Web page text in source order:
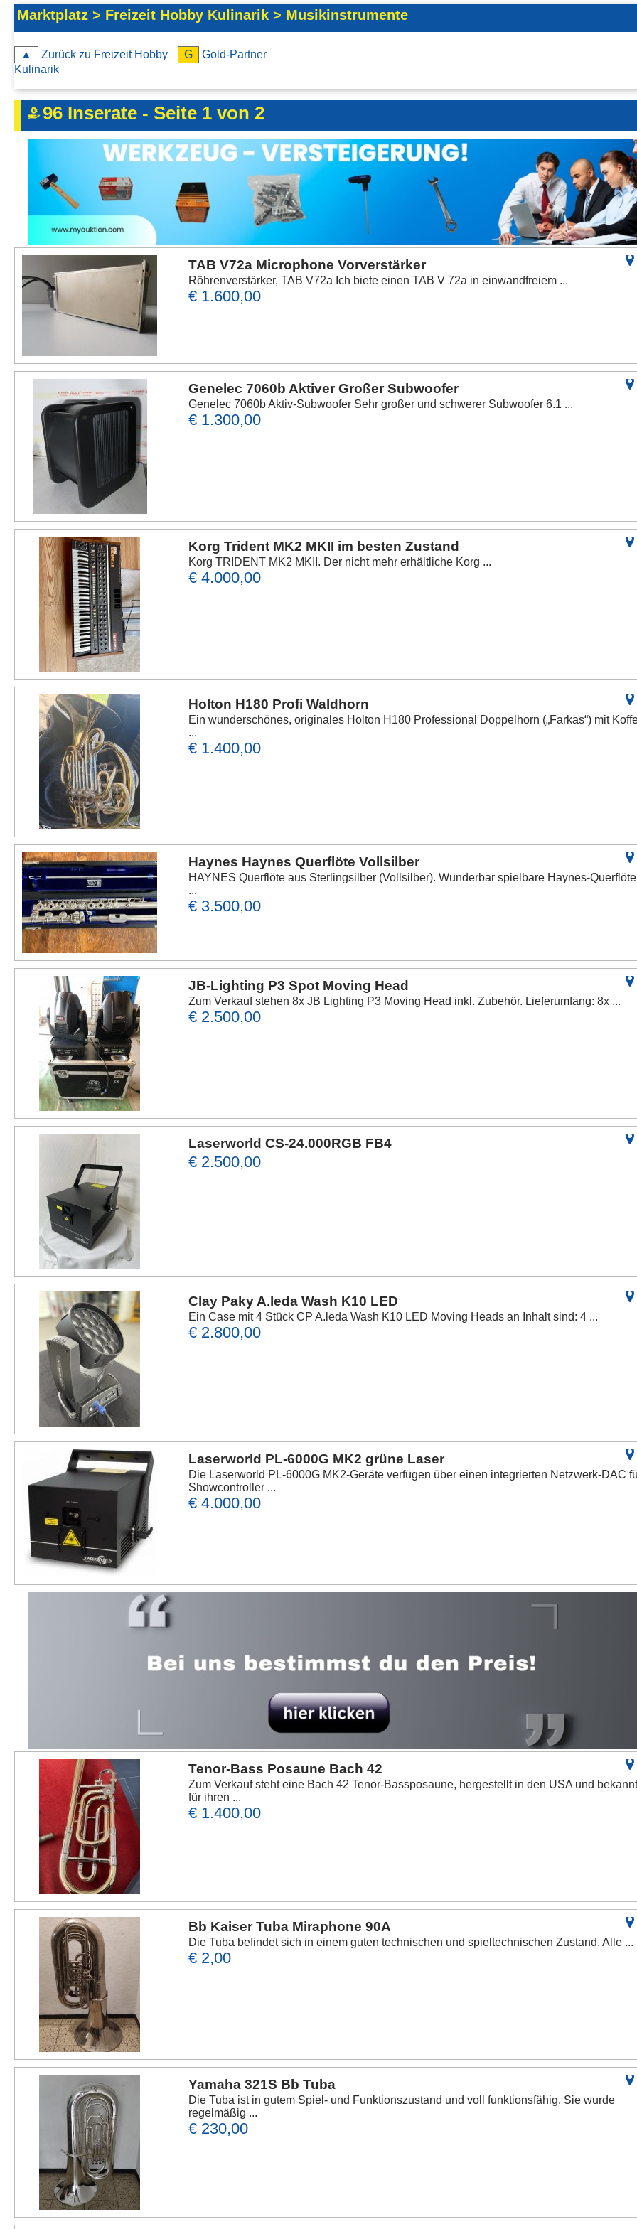
Kontakt
Impressum
Marktplatz > Freizeit Hobby Kulinarik > Musikinstrumente
▲
Zurück zu Freizeit Hobby
Kulinarik
G Gold-Partner
96 Inserate - Seite 1 von 2
TAB V72a Microphone Vorverstärker
Röhrenverstärker, TAB V72a Ich biete einen TAB V 72a in einwandfreiem ...
€ 1.600,00
Genelec 7060b Aktiver Großer Subwoofer
Genelec 7060b Aktiv-Subwoofer Sehr großer und schwerer Subwoofer 6.1 ...
€ 1.300,00
Korg Trident MK2 MKII im besten Zustand
Korg TRIDENT MK2 MKII. Der nicht mehr erhältliche Korg ...
€ 4.000,00
Holton H180 Profi Waldhorn
Ein wunderschönes, originales Holton H180 Professional Doppelhorn („Farkas“) mit
...
€ 1.400,00
Haynes Haynes Querflöte Vollsilber
HAYNES Querflöte aus Sterlingsilber (Vollsilber). Wunderbar spielbare Haynes-Querflöte
...
€ 3.500,00
JB-Lighting P3 Spot Moving Head
Zum Verkauf stehen 8x JB Lighting P3 Moving Head inkl. Zubehör. Lieferumfang: 8x ...
€ 2.500,00
Laserworld CS-24.000RGB FB4
€ 2.500,00
Clay Paky A.leda Wash K10 LED
Ein Case mit 4 Stück CP A.leda Wash K10 LED Moving Heads an Inhalt sind: 4 ...
€ 2.800,00
Laserworld PL-6000G MK2 grüne Laser
Die Laserworld PL-6000G MK2-Geräte verfügen über einen integrierten Netzwerk-DAC
Showcontroller ...
€ 4.000,00
Tenor-Bass Posaune Bach 42
Zum Verkauf steht eine Bach 42 Tenor-Bassposaune, hergestellt in den USA und
für ihren ...
€ 1.400,00
Bb Kaiser Tuba Miraphone 90A
Die Tuba befindet sich in einem guten technischen und spieltechnischen Zustand. Alle ...
€ 2,00
Yamaha 321S Bb Tuba
Die Tuba ist in gutem Spiel- und Funktionszustand und voll funktionsfähig. Sie wurde
regelmäßig ...
€ 230,00